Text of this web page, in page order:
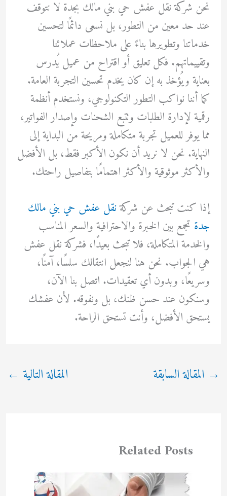
نحن شركة نقل عفش حي بني مالك بجدة لا نتوقف
عند حد معين من التطور، بل نسعى دائمًا لتحسين
خدماتنا وتطويرها بناءً على ملاحظات عملائنا
وتقييماتهم. فكل تعليق أو اقتراح من عميل يُدرس
بعناية ويُؤخذ به إن كان يخدم تحسين التجربة العامة.
كما أننا نواكب التطور التكنولوجي، ونستخدم أنظمة
رقمية لإدارة الطلبات وتتبع الشحنات وإصدار الفواتير،
مما يوفر للعميل تجربة متكاملة ومريحة من البداية إلى
النهاية. نحن لا نريد أن نكون الأكبر فقط، بل الأفضل
والأكثر موثوقية والأكثر اهتمامًا بتفاصيل راحتك.
إذا كنت تبحث عن شركةنقل عفش حي بني مالك
جدة تجمع بين الخبرة والاحترافية والسعر المناسب
والخدمة المتكاملة، فلا تبحث بعيدًا، فشركة نقل عفش
هي الجواب. نحن هنا لنجعل انتقالك سلسًا، آمنًا،
وسريعًا، وبدون أي تعقيدات. اتصل بنا الآن،
وسنكون عند حسن ظنك، بل ونفوقه. لأن عفشك
يستحق الأفضل، وأنت تستحق الراحة.
→ المقالة السابقة المقالة التالية ←
Related Posts